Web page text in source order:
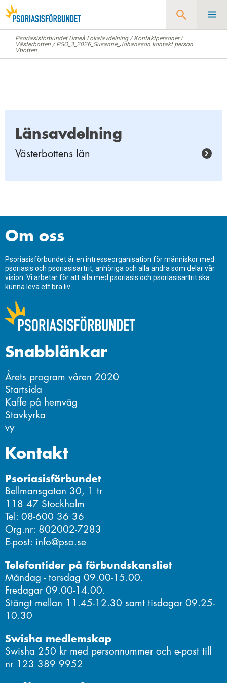
Sök
Psoriasisförbundet Umeå Lokalavdelning/Kontaktpersoner i
Västerbotten /PSO_3_2026_Susanne_Johansson kontakt person
Vbotten
Länsavdelning
Västerbottens län
Om oss
Psoriasisförbundet är en intresseorganisation för människor med
psoriasis och psoriasisartrit, anhöriga och alla andra som delar vår
vision. Vi arbetar för att alla med psoriasis och psoriasisartrit ska
kunna leva ett bra liv.
Kontakt
Psoriasisförbundet
Bellmansgatan 30, 1 tr
118 47 Stockholm
Tel: 08-600 36 36
Org.nr: 802002-7283
E-post: info@pso.se
Telefontider på förbundskansliet
Måndag - torsdag 09.00-15.00.
Fredagar 09.00-14.00.
Stängt mellan 11.45-12.30 samt tisdagar 09.25-
10.30
Swisha medlemskap
Swisha 250 kr med personnummer och e-post till
nr 123 389 9952
Snabblänkar
Årets program våren 2020
Startsida
Kaffe på hemväg
Stavkyrka
vy